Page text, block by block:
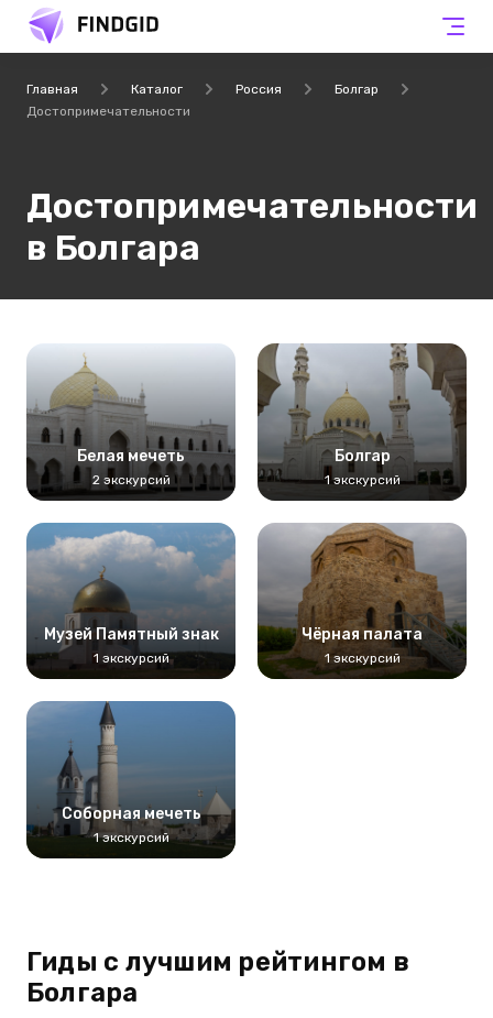
Главная Каталог Россия
Болгар
Достопримечательности
Достопримечательности
в Болгара
Белая мечеть
2 экскурсий
Болгар
1 экскурсий
Музей Памятный знак
1 экскурсий
Чёрная палата
1 экскурсий
Соборная мечеть
1 экскурсий
Гиды с лучшим рейтингом в
Болгара